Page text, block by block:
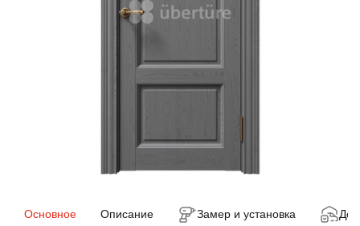
Основное Описание Замер и установка